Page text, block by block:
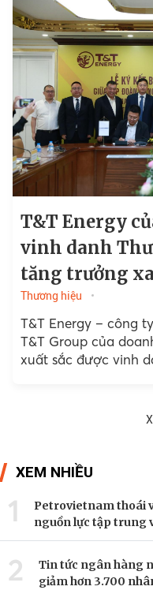
T&T Energy
vinh danh
tăng trưởng
Thương hiệu
T&T Energy – công
T&T Group của
xuất sắc được vinh
XEM NHIỀU
1
Petrovietnam thoái
nguồn lực tập trung
2
Tin tức ngân hàng
giảm hơn 3.700